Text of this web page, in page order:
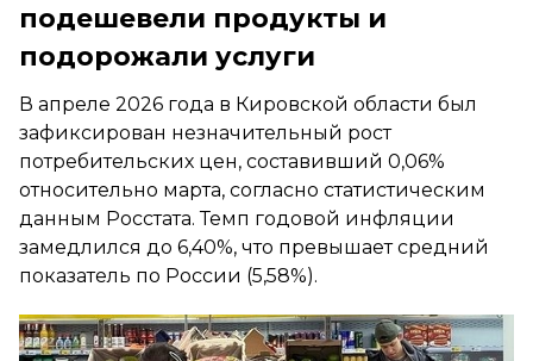
подешевели продукты и
подорожали услуги
В апреле 2026 года в Кировской области был
зафиксирован незначительный рост
потребительских цен, составивший 0,06%
относительно марта, согласно статистическим
данным Росстата. Темп годовой инфляции
замедлился до 6,40%, что превышает средний
показатель по России (5,58%).